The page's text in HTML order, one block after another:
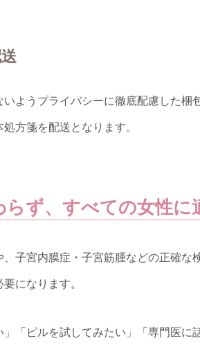
ようプライバシーに徹底配慮した梱
方箋を配送となります。
ず、すべての女性に
子宮内膜症・子宮筋腫などの正確な
になります。
「ピルを試してみたい」「専門医に